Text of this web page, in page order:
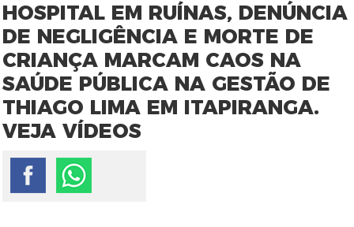
HOSPITAL EM RUÍNAS, DENÚNCIA
DE NEGLIGÊNCIA E MORTE DE
CRIANÇA MARCAM CAOS NA
SAÚDE PÚBLICA NA GESTÃO DE
THIAGO LIMA EM ITAPIRANGA.
VEJA VÍDEOS